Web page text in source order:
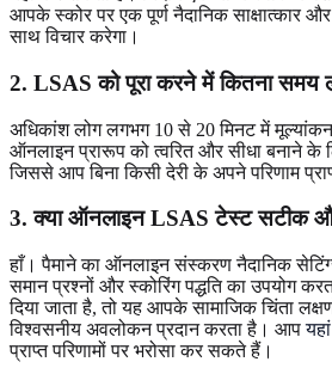
आपके स्कोर पर एक पूर्ण नैदानिक साक्षात्कार
साथ विचार करेगा।
2. LSAS को पूरा करने में कितना समय
अधिकांश लोग लगभग 10 से 20 मिनट में
ऑनलाइन प्रारूप को त्वरित और सीधा बनाने के
जिससे आप बिना किसी देरी के अपने परिणाम
3. क्या ऑनलाइन LSAS टेस्ट सटीक
हाँ। पैमाने का ऑनलाइन संस्करण नैदानिक
समान प्रश्नों और स्कोरिंग पद्धति का उपयोग
दिया जाता है, तो यह आपके सामाजिक चिंता
विश्वसनीय अवलोकन प्रदान करता है। आप
प्राप्त परिणामों पर भरोसा कर सकते हैं।